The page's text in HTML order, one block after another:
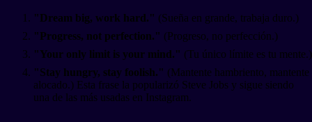
"Dream big, work hard." (Sueña en grande, trabaja duro.)
"Progress, not perfection." (Progreso, no perfección.)
"Your only limit is your mind." (Tu único límite es tu mente.)
"Stay hungry, stay foolish." (Mantente hambriento, mantente
alocado.) Esta frase la popularizó Steve Jobs y sigue siendo
una de las más usadas en Instagram.